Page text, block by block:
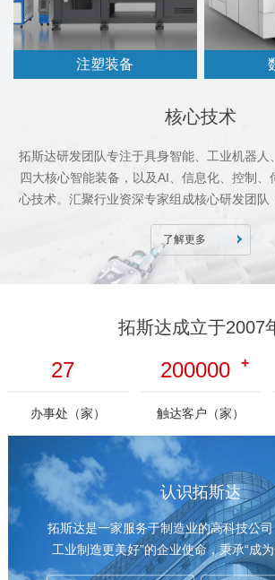
注塑装备
核心技术
拓斯达研发团队专注于具身智能、工业机器人
四大核心智能装备，以及AI、信息化、控制、
心技术。汇聚行业资深专家组成核心研发团队
身智能科技企业。
了解更多
拓斯达成立于2007
27
办事处（家）
200000
触达客户（家）
认识拓斯达
拓斯达是一家服务于制造业的高科技公司
工业制造更美好”的企业使命，秉承“成为
身智能科技公司”的愿景，聚焦智能制造